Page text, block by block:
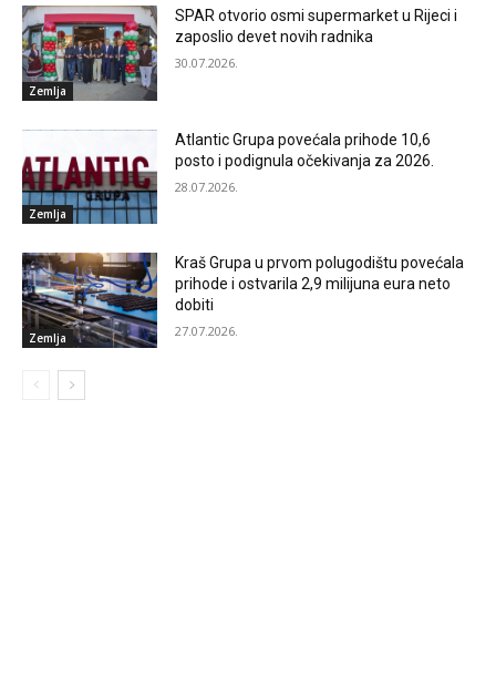
Zemlja
SPAR otvorio osmi supermarket u Rijeci i
zaposlio devet novih radnika
30.07.2026.
Zemlja
Atlantic Grupa povećala prihode 10,6
posto i podignula očekivanja za 2026.
28.07.2026.
Zemlja
Kraš Grupa u prvom polugodištu povećala
prihode i ostvarila 2,9 milijuna eura neto
dobiti
27.07.2026.